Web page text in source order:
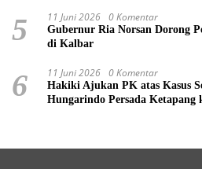
5 11 Juni 2026 0 Komentar
Gubernur Ria Norsan Dorong
di Kalbar
6 11 Juni 2026 0 Komentar
Hakiki Ajukan PK atas Kasus
Hungarindo Persada Ketapang